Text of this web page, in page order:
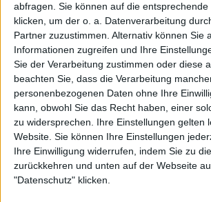
abfragen. Sie können auf die entsprechende
klicken, um der o. a. Datenverarbeitung
Partner zuzustimmen. Alternativ können Sie
Informationen zugreifen und Ihre
Sie der Verarbeitung zustimmen oder diese
beachten Sie, dass die Verarbeitung
personenbezogenen Daten ohne Ihre
kann, obwohl Sie das Recht haben, einer
zu widersprechen. Ihre Einstellungen gelten
Website. Sie können Ihre Einstellungen
Ihre Einwilligung widerrufen, indem Sie zu
zurückkehren und unten auf der Webseite
"Datenschutz" klicken.
ANZAHL SONGS
7
RELEASE
2003-02-20
LABEL
NUCLEAR BLAST